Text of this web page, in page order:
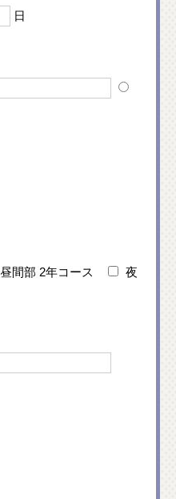
日
昼間部 2年コース
夜